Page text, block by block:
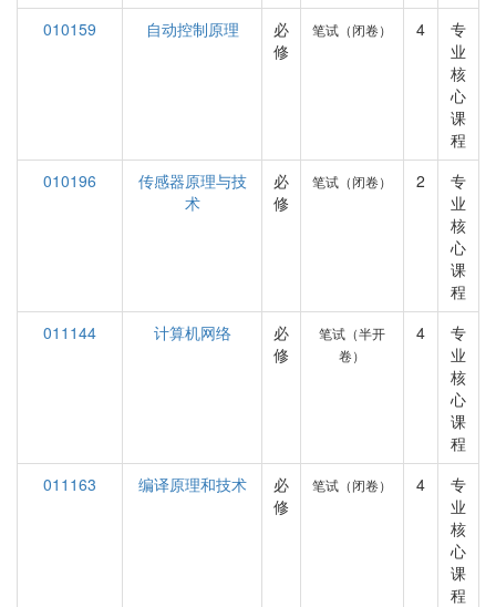
010159
自动控制原理
必
修
笔试（闭卷） 4
专
业
核
心
课
程
010196
传感器原理与技
术
必
修
笔试（闭卷） 2
专
业
核
心
课
程
011144
计算机网络
必
修
笔试（半开
卷）
4
专
业
核
心
课
程
011163
编译原理和技术
必
修
笔试（闭卷） 4
专
业
核
心
课
程